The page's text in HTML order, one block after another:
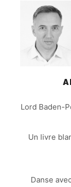
Lord Baden-
Un livre
Danse